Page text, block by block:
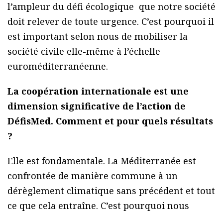
l’ampleur du défi écologique que notre société
doit relever de toute urgence. C’est pourquoi il
est important selon nous de mobiliser la
société civile elle-même à l’échelle
euroméditerranéenne.
La coopération internationale est une
dimension significative de l’action de
DéfisMed. Comment et pour quels résultats
?
Elle est fondamentale. La Méditerranée est
confrontée de manière commune à un
dérèglement climatique sans précédent et tout
ce que cela entraîne. C’est pourquoi nous